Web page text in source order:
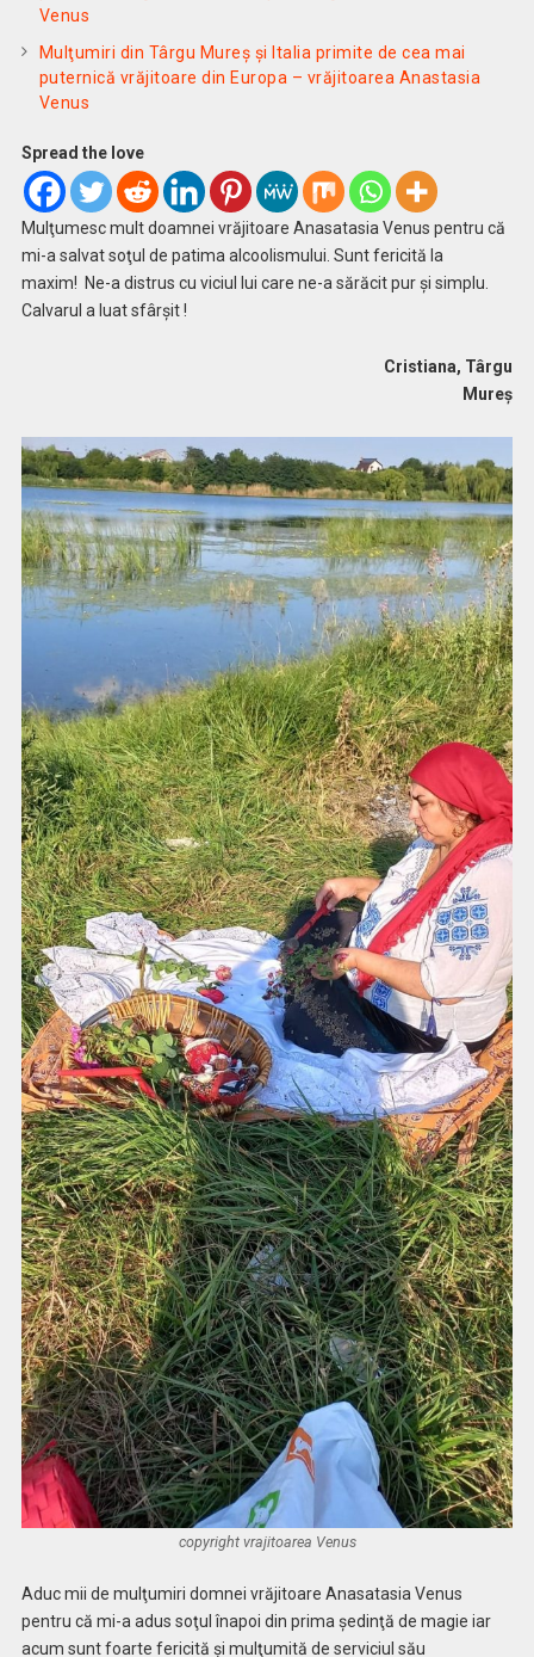
Venus
Mulţumiri din Târgu Mureș și Italia primite de cea mai
puternică vrăjitoare din Europa – vrăjitoarea Anastasia
Venus
Spread the love
Mulţumesc mult doamnei vrăjitoare Anasatasia Venus pentru că
mi-a salvat soţul de patima alcoolismului. Sunt fericită la
maxim! Ne-a distrus cu viciul lui care ne-a sărăcit pur și simplu.
Calvarul a luat sfârșit !
Cristiana, Târgu
Mureș
copyright vrajitoarea Venus
Aduc mii de mulţumiri domnei vrăjitoare Anasatasia Venus
pentru că mi-a adus soţul înapoi din prima şedinţă de magie iar
acum sunt foarte fericită şi mulţumită de serviciul său